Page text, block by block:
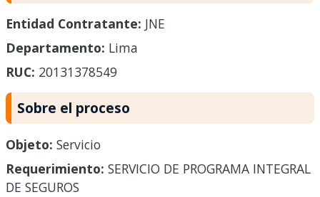
Entidad Contratante: JNE
Departamento: Lima
RUC: 20131378549
Sobre el proceso
Objeto: Servicio
Requerimiento: SERVICIO DE PROGRAMA INTEGRAL
DE SEGUROS